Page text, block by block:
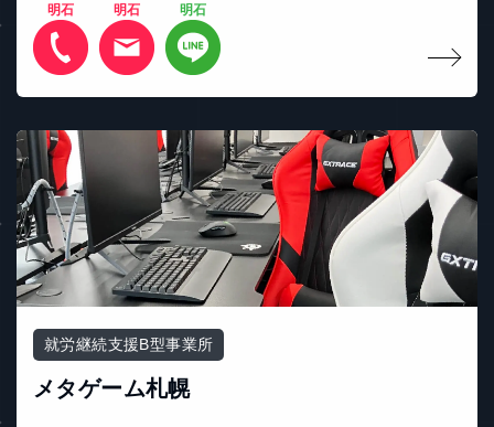
明石 明石 明石
就労継続支援B型事業所
メタゲーム札幌